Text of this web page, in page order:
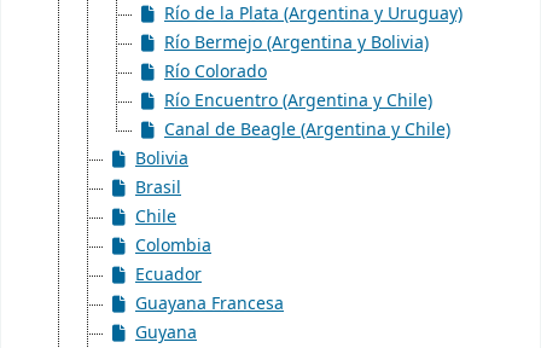
Río de la Plata (Argentina y Uruguay)
Río Bermejo (Argentina y Bolivia)
Río Colorado
Río Encuentro (Argentina y Chile)
Canal de Beagle (Argentina y Chile)
Bolivia
Brasil
Chile
Colombia
Ecuador
Guayana Francesa
Guyana